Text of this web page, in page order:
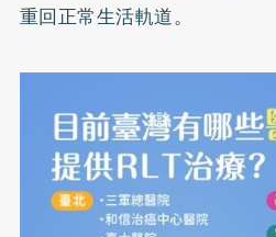
重回正常生活軌道。